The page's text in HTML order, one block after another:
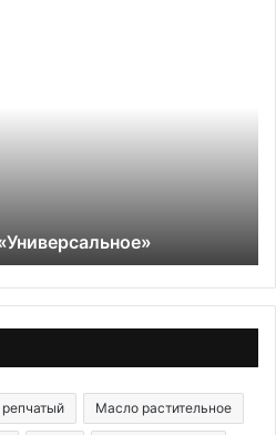
не
Масло растительное